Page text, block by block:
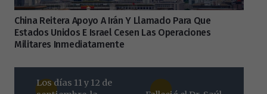
China Reitera Apoyo A Irán Y Llamado Para Que
Estados Unidos E Israel Cesen Las Operaciones
Militares Inmediatamente
Los días 11 y 12 de